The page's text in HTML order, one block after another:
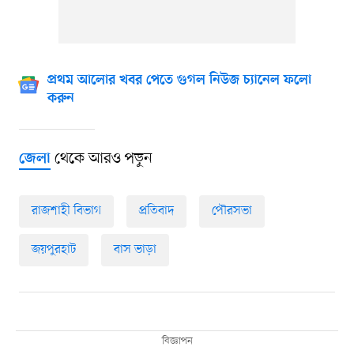
প্রথম আলোর খবর পেতে গুগল নিউজ চ্যানেল ফলো
করুন
জেলাথেকে আরও পড়ুন
রাজশাহী বিভাগ প্রতিবাদ পৌরসভা
জয়পুরহাট বাস ভাড়া